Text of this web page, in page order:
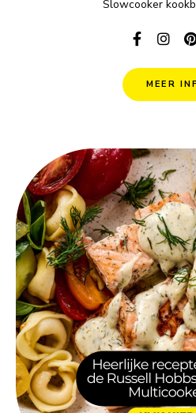
Slowcooker
MEER